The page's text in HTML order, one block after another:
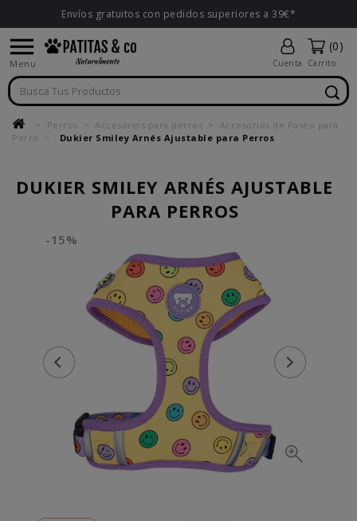
Envíos gratuitos con pedidos superiores a 39€*

Menu Cuenta
(0)
Carrito
Perros Accesorios para perros
Accesorios de Paseo para
Perro
Dukier Smiley Arnés Ajustable para Perros
DUKIER SMILEY ARNÉS AJUSTABLE
PARA PERROS
-15%